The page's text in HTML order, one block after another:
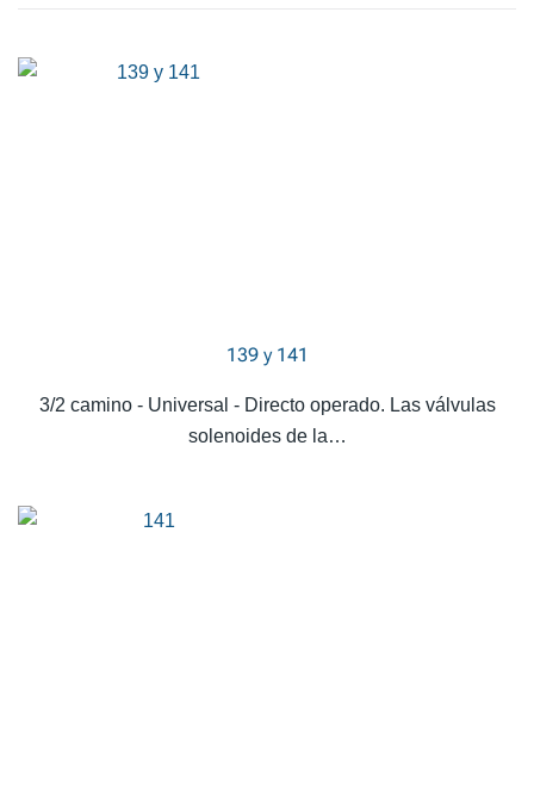
139 y 141
3/2 camino - Universal - Directo operado. Las válvulas
solenoides de la…